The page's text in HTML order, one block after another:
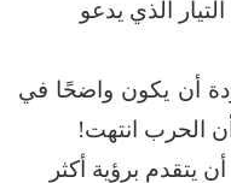
الذي يدعو
أن يكون واضحًا في
الحرب انتهت!
يتقدم برؤية أكثر